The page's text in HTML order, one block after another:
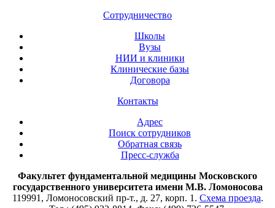
Сотрудничество
Школы
Вузы
НИИ и клиники
Клинические базы
Договора
Контакты
Адрес
Поиск сотрудников
Обратная связь
Пресс-служба
Факультет фундаментальной медицины Московского
государственного университета имени М.В. Ломоносова
119991, Ломоносовский пр-т., д. 27, корп. 1. Схема проезда.